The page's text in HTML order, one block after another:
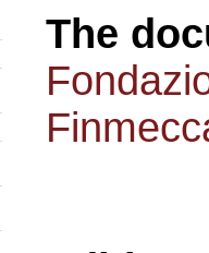
The